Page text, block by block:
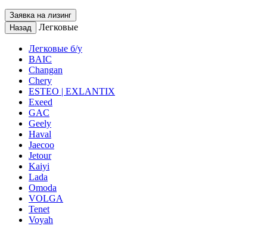
Заявка на лизинг
Назад
Легковые
Легковые б/у
BAIC
Changan
Chery
ESTEO | EXLANTIX
Exeed
GAC
Geely
Haval
Jaecoo
Jetour
Kaiyi
Lada
Omoda
VOLGA
Tenet
Voyah